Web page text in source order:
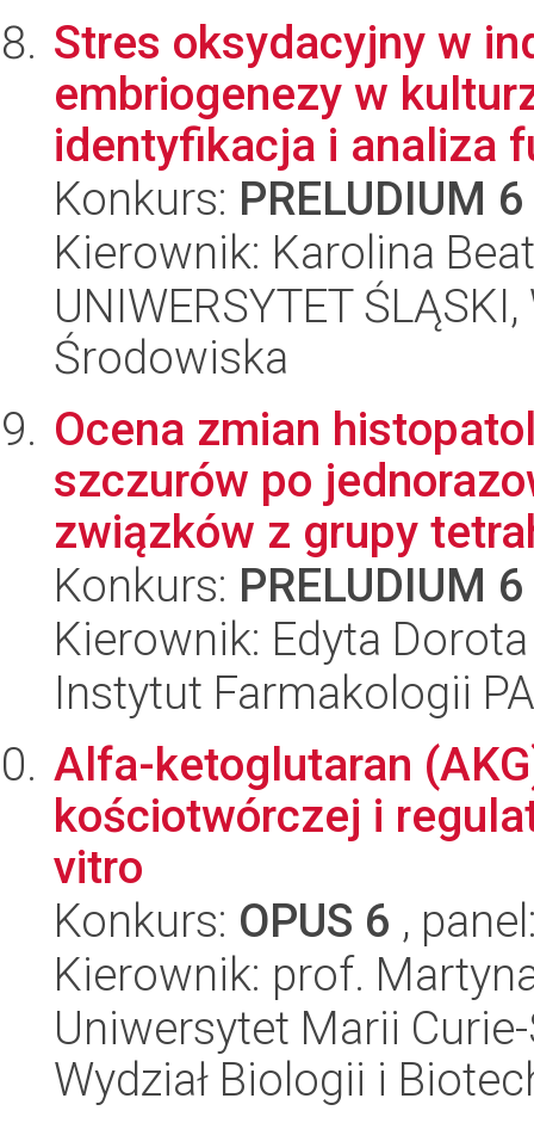
Stres oksydacyjny w
embriogenezy w
identyfikacja i analiza
Konkurs: PRELUDIUM 6
Kierownik: Karolina
UNIWERSYTET
Środowiska
Ocena zmian
szczurów po
związków z grupy
Konkurs: PRELUDIUM 6
Kierownik: Edyta
Instytut Farmakologii
Alfa-ketoglutaran
kościotwórczej i
vitro
Konkurs: OPUS 6 ,
Kierownik: prof.
Uniwersytet Marii
Wydział Biologii i